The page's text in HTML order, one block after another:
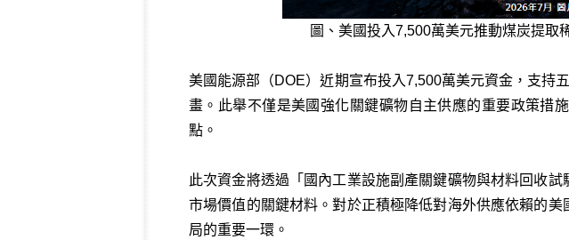
圖、美國投入7,500萬美元推動煤炭提
美國能源部（DOE）近期宣布投入7,500萬美元資金，支持
畫。此舉不僅是美國強化關鍵礦物自主供應的重要政策措
點。
此次資金將透過「國內工業設施副產關鍵礦物與材料回收
市場價值的關鍵材料。對於正積極降低對海外供應依賴的
局的重要一環。